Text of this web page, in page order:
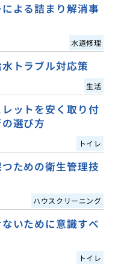
よる詰まり解消事
水道修理
トラブル対応策
生活
ットを安く取り付
選び方
トイレ
ための衛生管理技
ハウスクリーニング
いために意識すべ
トイレ